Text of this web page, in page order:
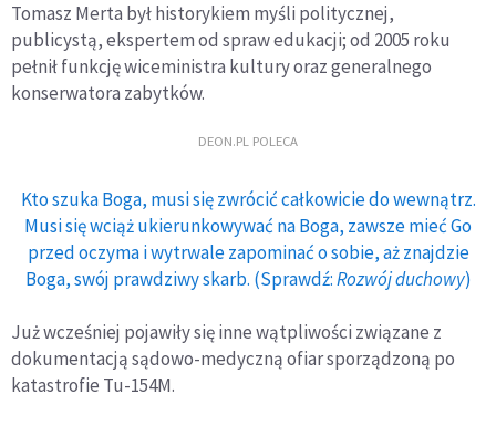
Tomasz Merta był historykiem myśli politycznej,
publicystą, ekspertem od spraw edukacji; od 2005 roku
pełnił funkcję wiceministra kultury oraz generalnego
konserwatora zabytków.
DEON.PL POLECA
Kto szuka Boga, musi się zwrócić całkowicie do wewnątrz.
Musi się wciąż ukierunkowywać na Boga, zawsze mieć Go
przed oczyma i wytrwale zapominać o sobie, aż znajdzie
Boga, swój prawdziwy skarb. (Sprawdź:Rozwój duchowy)
Już wcześniej pojawiły się inne wątpliwości związane z
dokumentacją sądowo-medyczną ofiar sporządzoną po
katastrofie Tu-154M.